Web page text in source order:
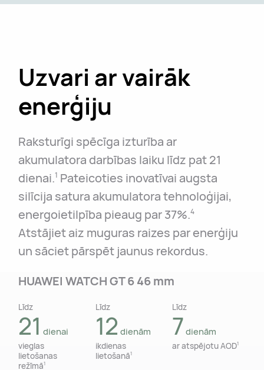
Uzvari ar vairāk
enerģiju
Raksturīgi spēcīga izturība ar
akumulatora darbības laiku līdz pat 21
dienai.1 Pateicoties inovatīvai augsta
silīcija satura akumulatora tehnoloģijai,
energoietilpība pieaug par 37%.4
Atstājiet aiz muguras raizes par enerģiju
un sāciet pārspēt jaunus rekordus.
HUAWEI WATCH GT 6 46 mm
Līdz
21 dienai
vieglas
lietošanas
režīmā1
Līdz
12 dienām
ikdienas
lietošanā1
Līdz
7 dienām
ar atspējotu AOD1
līdz
14 dienām
vieglas
lietošanas
režīmā1
līdz
7dienām
ikdienas
lietošanā1
līdz
5dienām
ar atspējotu AOD1